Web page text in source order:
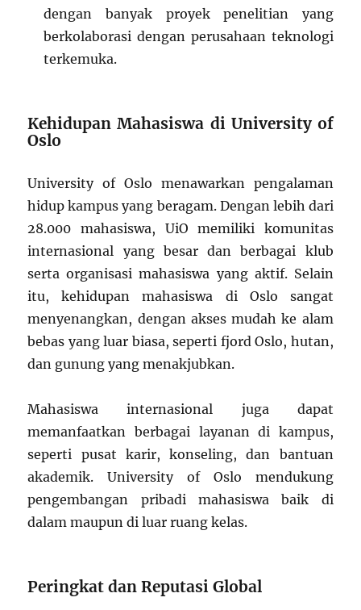
dengan banyak proyek penelitian yang
berkolaborasi dengan perusahaan teknologi
terkemuka.
Kehidupan Mahasiswa di University of
Oslo
University of Oslo menawarkan pengalaman
hidup kampus yang beragam. Dengan lebih dari
28.000 mahasiswa, UiO memiliki komunitas
internasional yang besar dan berbagai klub
serta organisasi mahasiswa yang aktif. Selain
itu, kehidupan mahasiswa di Oslo sangat
menyenangkan, dengan akses mudah ke alam
bebas yang luar biasa, seperti fjord Oslo, hutan,
dan gunung yang menakjubkan.
Mahasiswa internasional juga dapat
memanfaatkan berbagai layanan di kampus,
seperti pusat karir, konseling, dan bantuan
akademik. University of Oslo mendukung
pengembangan pribadi mahasiswa baik di
dalam maupun di luar ruang kelas.
Peringkat dan Reputasi Global